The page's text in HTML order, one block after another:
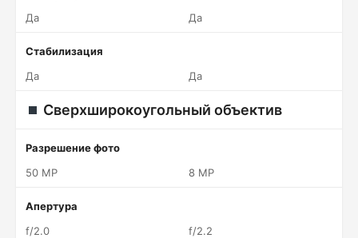
Да
Да
Стабилизация
Да
Да
Сверхширокоугольный объектив
Разрешение фото
50 MP
8 MP
Апертура
f/2.0
f/2.2